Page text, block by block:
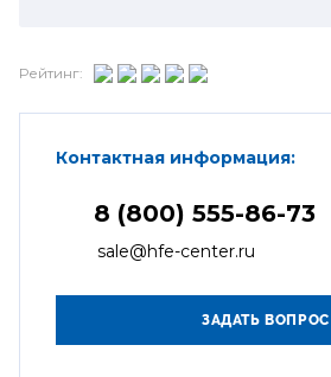
Рейтинг:
Контактная информация:
8 (800) 555-86-73
sale@hfe-center.ru